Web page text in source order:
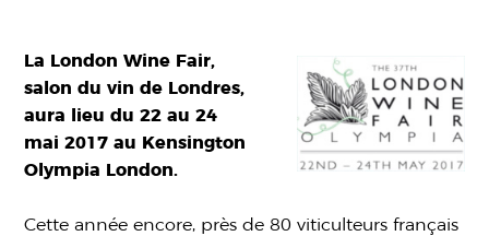
La London Wine Fair,
salon du vin de Londres,
aura lieu du 22 au 24
mai 2017 au Kensington
Olympia London.
Cette année encore, près de 80 viticulteurs français